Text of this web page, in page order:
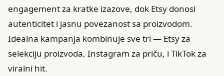
engagement za kratke izazove, dok Etsy donosi
autenticitet i jasnu povezanost sa proizvodom.
Idealna kampanja kombinuje sve tri — Etsy za
selekciju proizvoda, Instagram za priču, i TikTok za
viralni hit.